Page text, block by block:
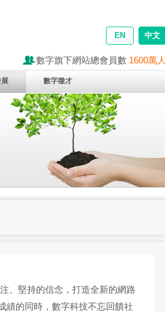
中文
EN
數字旗下網站總會員數 1600萬人
數字徵才
、堅持的信念，打造全新的網路
績的同時，數字科技不忘回饋社